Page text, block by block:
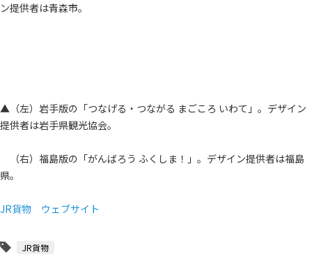
ン提供者は青森市。
▲（左）岩手版の「つなげる・つながる まごころ いわて」。デザイン
提供者は岩手県観光協会。
（右）福島版の「がんばろう ふくしま！」。デザイン提供者は福島
県。
JR貨物 ウェブサイト
JR貨物